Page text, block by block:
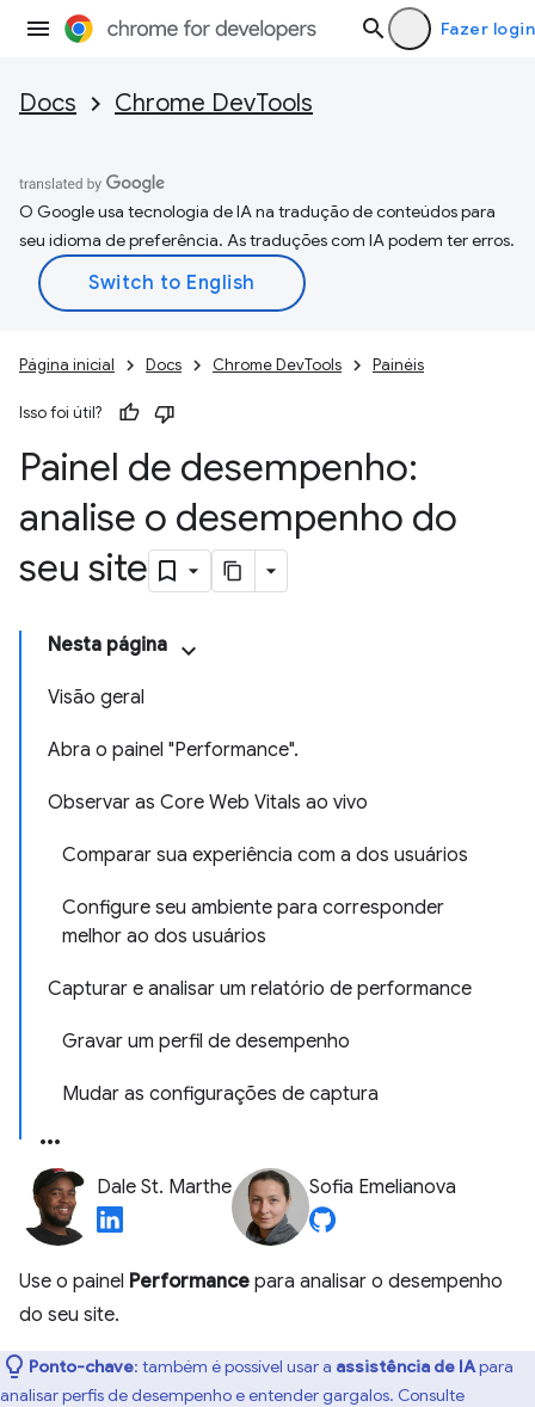
Fazer login
Docs Chrome DevTools
O Google usa tecnologia de IA na tradução de conteúdos para
seu idioma de preferência. As traduções com IA podem ter erros.
Página inicial Docs Chrome DevTools Painéis
Isso foi útil?
Painel de desempenho:
analise o desempenho do
seu site
Nesta página
Visão geral
Abra o painel "Performance".
Observar as Core Web Vitals ao vivo
Comparar sua experiência com a dos usuários
Configure seu ambiente para corresponder
melhor ao dos usuários
Capturar e analisar um relatório de performance
Gravar um perfil de desempenho
Mudar as configurações de captura
Dale St. Marthe Sofia Emelianova
Use o painel Performance para analisar o desempenho
do seu site.
Ponto-chave: também é possível usar a assistência de IApara
analisar perfis de desempenho e entender gargalos. Consulte